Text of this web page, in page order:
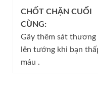
CHỐT CHẶN CUỐI
CÙNG:
Gây thêm sát thương
lên tướng khi bạn
máu .